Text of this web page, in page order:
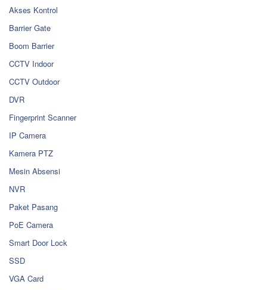
Akses Kontrol
Barrier Gate
Boom Barrier
CCTV Indoor
CCTV Outdoor
DVR
Fingerprint Scanner
IP Camera
Kamera PTZ
Mesin Absensi
NVR
Paket Pasang
PoE Camera
Smart Door Lock
SSD
VGA Card